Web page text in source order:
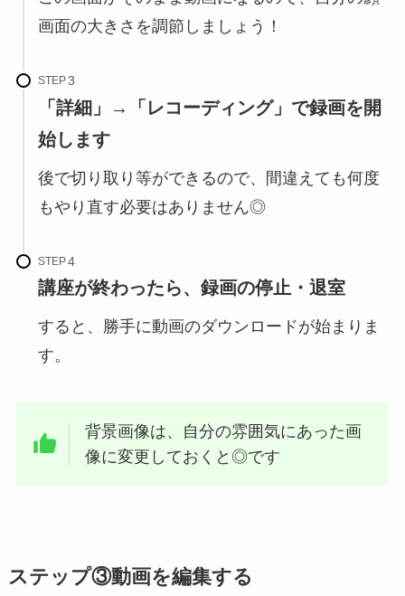
画面の大きさを調節しましょう！
STEP
「詳細」→「レコーディング」で録画を開
始します
後で切り取り等ができるので、間違えても何度
もやり直す必要はありません◎
STEP
講座が終わったら、録画の停止・退室
すると、勝手に動画のダウンロードが始まりま
す。
背景画像は、自分の雰囲気にあった画
像に変更しておくと◎です
ステップ③動画を編集する